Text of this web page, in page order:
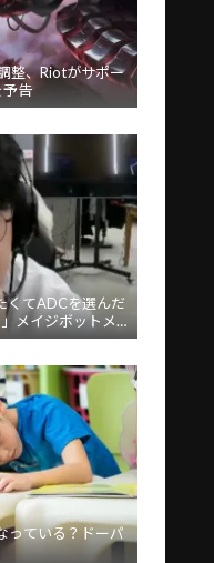
整、Riotがサポー
予告
くてADCを選んだ
メイジボットメ
っている？ドーパ